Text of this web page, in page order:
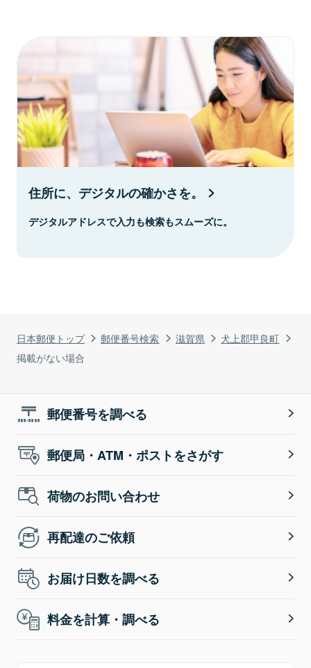
日本郵便トップ 郵便番号検索 滋賀県
犬上郡甲良町
掲載がない場合
住所に、デジタルの確かさを。
デジタルアドレスで入力も検索もスムーズに。
郵便番号を調べる
郵便局・ATM・ポストをさがす
荷物のお問い合わせ
再配達のご依頼
お届け日数を調べる
料金を計算・調べる